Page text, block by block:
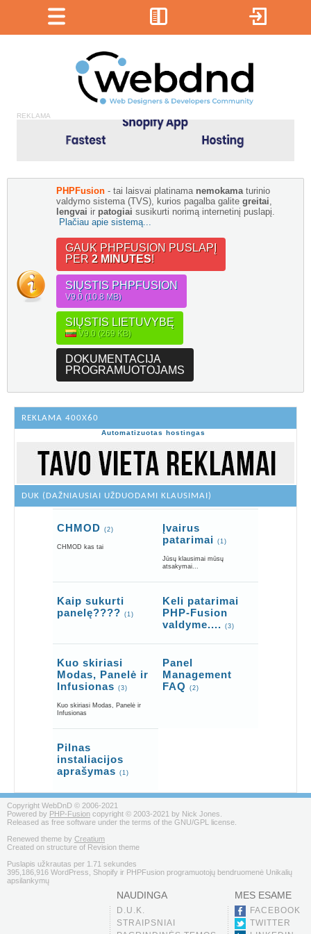
REKLAMA
PHPFusion - tai laisvai platinama nemokama turinio
valdymo sistema (TVS), kurios pagalba galite greitai
lengvai ir patogiai susikurti norimą internetinį puslapį.
Plačiau apie sistemą...
GAUK PHPFUSION PUSLAPĮ
PER 2 MINUTES!
SIŲSTIS PHPFUSION
V9.0 (10.8 MB)
SIŲSTIS LIETUVYBĘ
V9.0 (269 KB)
DOKUMENTACIJA
PROGRAMUOTOJAMS
REKLAMA 400X60
Automatizuotas hostingas
DUK (DAŽNIAUSIAI UŽDUODAMI KLAUSIMAI)
CHMOD (2)
CHMOD kas tai
Įvairus
patarimai (1)
Jūsų klausimai mūsų
atsakymai...
Kaip sukurti
panelę???? (1)
Keli patarimai
PHP-Fusion
valdyme.... (3)
Kuo skiriasi
Modas, Panelė ir
Infusionas (3)
Kuo skiriasi Modas, Panelė ir
Infusionas
Panel
Management
FAQ
(2)
Pilnas
instaliacijos
aprašymas (1)
Copyright WebDnD © 2006-2021
Powered by PHP-Fusion copyright © 2003-2021 by Nick Jones.
Released as free software under the terms of the GNU/GPL license.
Renewed theme by Creatium
Created on structure of Revision theme
Puslapis užkrautas per 1.71 sekundes
395,186,916 WordPress, Shopify ir PHPFusion programuotojų bendruomenė Unikalių
apsilankymų
NAUDINGA
D.U.K.
STRAIPSNIAI
MES ESAME
FACEBOOK
TWITTER